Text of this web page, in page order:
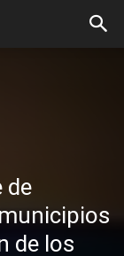
de
de los